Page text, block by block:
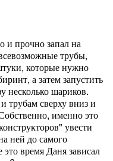
и прочно запал на
трубы,
которые нужно
а затем запустить
несколько шариков.
трубам сверху вниз и
именно это
увести
ней до самого
время Даня зависал